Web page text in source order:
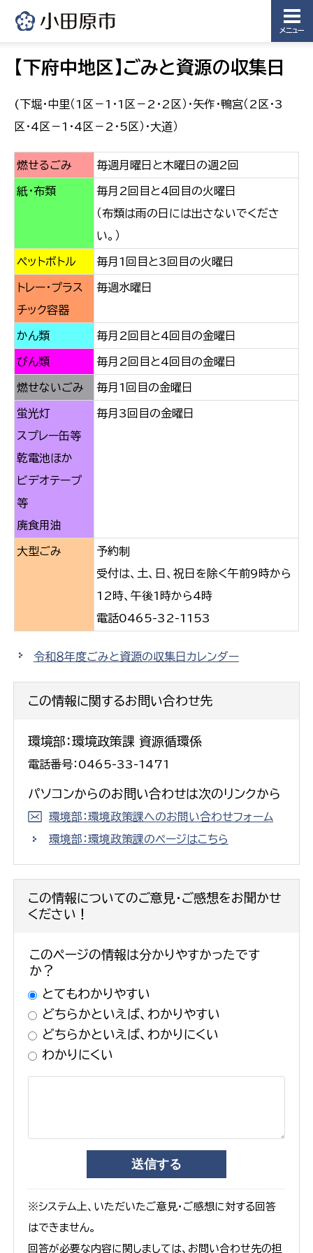
メニュー
【下府中地区】ごみと資源の収集日
(下堀・中里（1区－1・1区－2・2区）・矢作・鴨宮（2区・3
区・4区－1・4区－2・5区）・大道）
燃せるごみ 毎週月曜日と木曜日の週2回
紙・布類
毎月2回目と4回目の火曜日
（布類は雨の日には出さないでくださ
い。）
ペットボトル 毎月1回目と3回目の火曜日
トレー・プラス
チック容器
毎週水曜日
かん類 毎月2回目と4回目の金曜日
びん類 毎月2回目と4回目の金曜日
燃せないごみ 毎月1回目の金曜日
蛍光灯
スプレー缶等
乾電池ほか
ビデオテープ
等
廃食用油
毎月3回目の金曜日
大型ごみ
予約制
受付は、土、日、祝日を除く午前9時から
12時、午後1時から4時
電話0465-32-1153
令和８年度ごみと資源の収集日カレンダー
この情報に関するお問い合わせ先
環境部：環境政策課 資源循環係
電話番号：0465-33-1471
パソコンからのお問い合わせは次のリンクから
環境部：環境政策課へのお問い合わせフォーム
環境部：環境政策課のページはこちら
この情報についてのご意見・ご感想をお聞かせ
ください！
このページの情報は分かりやすかったです
か？
とてもわかりやすい
どちらかといえば、わかりやすい
どちらかといえば、わかりにくい
わかりにくい
※システム上、いただいたご意見・ご感想に対する回答
はできません。
回答が必要な内容に関しましては、お問い合わせ先の担